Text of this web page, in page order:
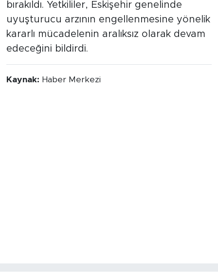
bırakıldı. Yetkililer, Eskişehir genelinde
uyuşturucu arzının engellenmesine yönelik
kararlı mücadelenin aralıksız olarak devam
edeceğini bildirdi.
Kaynak: Haber Merkezi